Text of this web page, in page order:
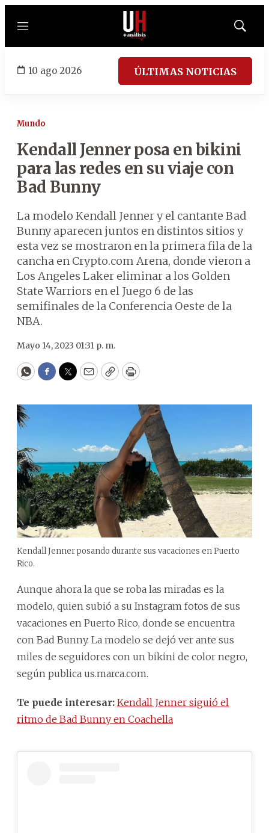
Menú
Mostrar
10 ago 2026 ÚLTIMAS NOTICIAS
Mundo
Kendall Jenner posa en bikini
para las redes en su viaje con
Bad Bunny
La modelo Kendall Jenner y el cantante Bad
Bunny aparecen juntos en distintos sitios y
esta vez se mostraron en la primera fila de la
cancha en Crypto.com Arena, donde vieron a
Los Angeles Laker eliminar a los Golden
State Warriors en el Juego 6 de las
semifinales de la Conferencia Oeste de la
NBA.
Mayo 14, 2023 01:31 p. m.
WhatsApp
Facebook
Twitter
EmailCopyPrint
Kendall Jenner posando durante sus vacaciones en Puerto
Rico.
Aunque ahora la que se roba las miradas es la
modelo, quien subió a su Instagram fotos de sus
vacaciones en Puerto Rico, donde se encuentra
con Bad Bunny. La modelo se dejó ver ante sus
miles de seguidores con un bikini de color negro,
según publica us.marca.com.
Te puede interesar: Kendall Jenner siguió el
ritmo de Bad Bunny en Coachella